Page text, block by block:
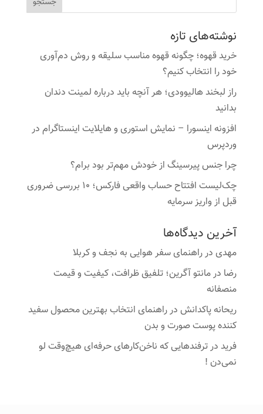
نوشته‌های تازه
خرید قهوه؛ چگونه قهوه مناسب سلیقه و روش دم‌آوری
خود را انتخاب کنیم؟
راز لبخند هالیوودی؛ هر آنچه باید درباره لمینت دندان
بدانید
افزونه اینسورا – نمایش استوری و هایلایت اینستاگرام در
وردپرس
چرا جنس پیرسینگ از خودش مهم‌تر بود برام؟
چک‌لیست افتتاح حساب واقعی فارکس؛ ۱۰ بررسی ضروری
قبل از واریز سرمایه
آخرین دیدگاه‌ها
مهدیدرراهنمای سفر هوایی به نجف و کربلا
رضا درمانتو آگرین؛ تلفیق ظرافت، کیفیت و قیمت
منصفانه
ریحانه پاکدانشدرراهنمای انتخاب بهترین محصول سفید
کننده پوست صورت و بدن
فریددرترفندهایی که ناخن‌کارهای حرفه‌ای هیچ‌وقت لو
نمی‌دن !